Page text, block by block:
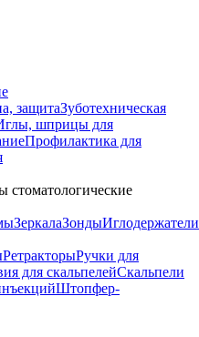
защитаЗуботехническая
шприцы для
Профилактика для
стоматологические
ЗеркалаЗондыИглодержатели
РетракторыРучки для
для скальпелейСкальпели
Штопфер-